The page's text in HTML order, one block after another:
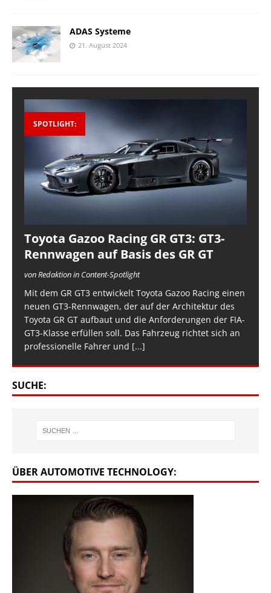
ADAS Systeme
21. August 2024
SPOTLIGHT:
Toyota Gazoo Racing GR GT3: GT3-
Rennwagen auf Basis des GR GT
von Redaktion in Content-Spotlight
Mit dem GR GT3 entwickelt Toyota Gazoo Racing einen
neuen GT3-Rennwagen, der auf der Architektur des
Toyota GR GT aufbaut und die Anforderungen der FIA-
GT3-Klasse erfüllen soll. Das Fahrzeug richtet sich an
professionelle Fahrer und [...]
SUCHE:
ÜBER AUTOMOTIVE TECHNOLOGY: